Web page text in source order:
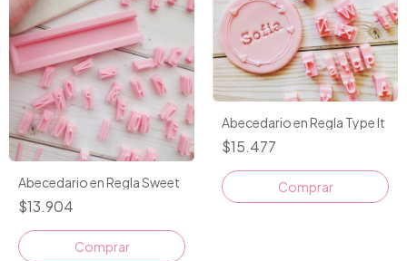
Abecedario en Regla Sweet
$13.904
Abecedario en Regla Type It
$15.477